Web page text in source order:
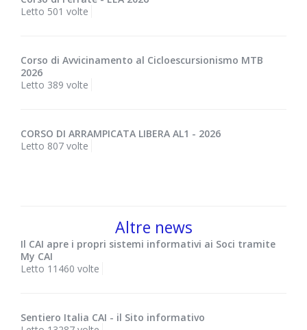
Letto 501 volte
Corso di Avvicinamento al Cicloescursionismo MTB
2026
Letto 389 volte
CORSO DI ARRAMPICATA LIBERA AL1 - 2026
Letto 807 volte
Altre news
Il CAI apre i propri sistemi informativi ai Soci tramite
My CAI
Letto 11460 volte
Sentiero Italia CAI - il Sito informativo